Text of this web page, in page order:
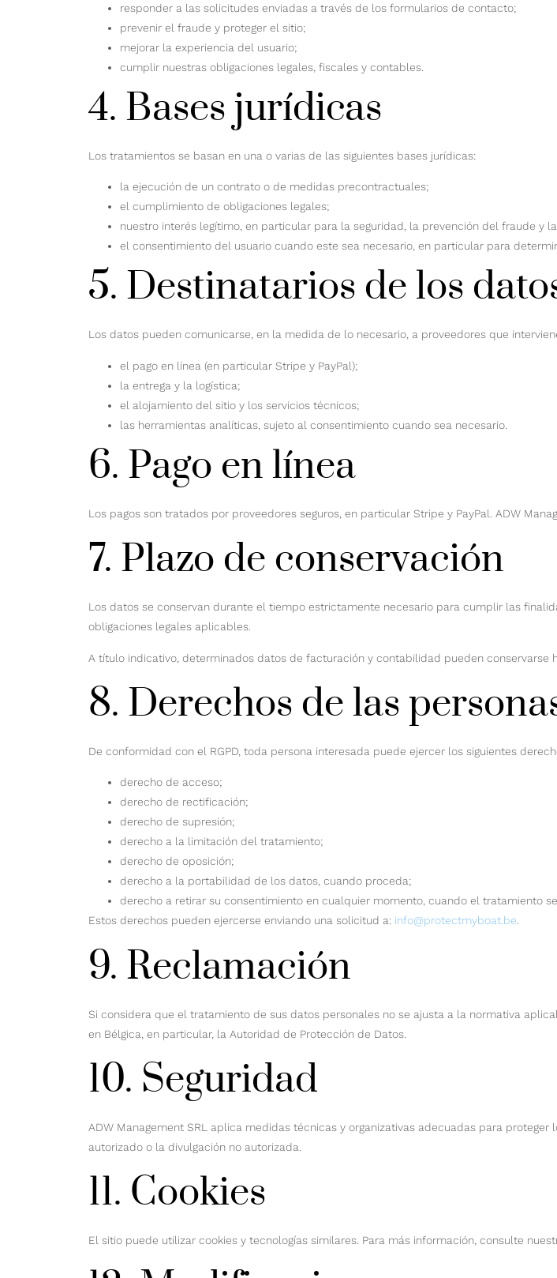
responder a las solicitudes enviadas a través de los formularios de contacto;
prevenir el fraude y proteger el sitio;
mejorar la experiencia del usuario;
cumplir nuestras obligaciones legales, fiscales y contables.
4. Bases jurídicas
Los tratamientos se basan en una o varias de las siguientes bases jurídicas:
la ejecución de un contrato o de medidas precontractuales;
el cumplimiento de obligaciones legales;
nuestro interés legítimo, en particular para la seguridad, la prevención del fraude y
el consentimiento del usuario cuando este sea necesario, en particular para
5. Destinatarios de los
Los datos pueden comunicarse, en la medida de lo necesario, a proveedores que
el pago en línea (en particular Stripe y PayPal);
la entrega y la logística;
el alojamiento del sitio y los servicios técnicos;
las herramientas analíticas, sujeto al consentimiento cuando sea necesario.
6. Pago en línea
Los pagos son tratados por proveedores seguros, en particular Stripe y PayPal. ADW
7. Plazo de conservación
Los datos se conservan durante el tiempo estrictamente necesario para cumplir las
obligaciones legales aplicables.
A título indicativo, determinados datos de facturación y contabilidad pueden conservarse
8. Derechos de las
De conformidad con el RGPD, toda persona interesada puede ejercer los siguientes
derecho de acceso;
derecho de rectificación;
derecho de supresión;
derecho a la limitación del tratamiento;
derecho de oposición;
derecho a la portabilidad de los datos, cuando proceda;
derecho a retirar su consentimiento en cualquier momento, cuando el tratamiento
Estos derechos pueden ejercerse enviando una solicitud a: info@protectmyboat.be.
9. Reclamación
Si considera que el tratamiento de sus datos personales no se ajusta a la normativa
en Bélgica, en particular, la Autoridad de Protección de Datos.
10. Seguridad
ADW Management SRL aplica medidas técnicas y organizativas adecuadas para
autorizado o la divulgación no autorizada.
11. Cookies
El sitio puede utilizar cookies y tecnologías similares. Para más información, consulte